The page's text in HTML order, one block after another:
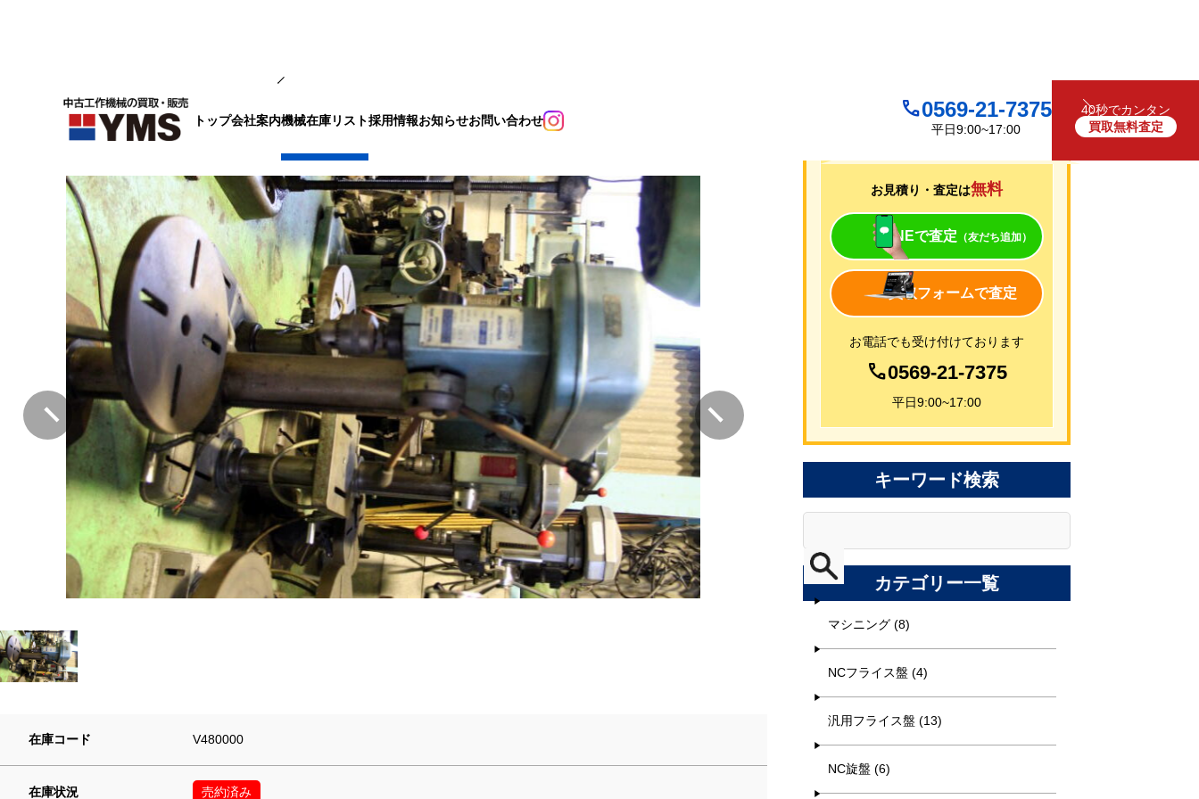
トップ会社案内機械在庫リスト採用情報お知らせお問い合わせ 0569-21-7375
平日9:00~17:00
40秒でカンタン
買取無料査定
卓上ボール盤
在庫コード V480000
在庫状況 売約済み
買取について
お見積り・査定は無料
LINEで査定 （友だち追加）
買取フォームで査定
お電話でも受け付けております
0569-21-7375
平日9:00~17:00
キーワード検索
カテゴリー一覧
マシニング (8)
NCフライス盤 (4)
汎用フライス盤 (13)
NC旋盤 (6)